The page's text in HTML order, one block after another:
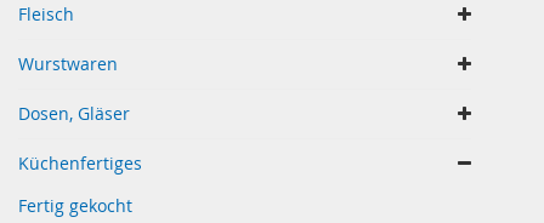
Fleisch
Wurstwaren
Dosen, Gläser
Küchenfertiges
Fertig gekocht